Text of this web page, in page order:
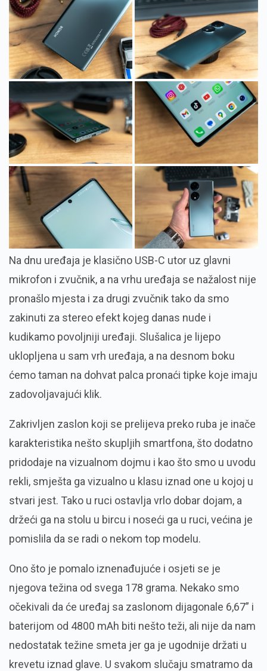
Na dnu uređaja je klasično USB-C utor uz glavni
mikrofon i zvučnik, a na vrhu uređaja se nažalost nije
pronašlo mjesta i za drugi zvučnik tako da smo
zakinuti za stereo efekt kojeg danas nude i
kudikamo povoljniji uređaji. Slušalica je lijepo
uklopljena u sam vrh uređaja, a na desnom boku
ćemo taman na dohvat palca pronaći tipke koje imaju
zadovoljavajući klik.
Zakrivljen zaslon koji se prelijeva preko ruba je inače
karakteristika nešto skupljih smartfona, što dodatno
pridodaje na vizualnom dojmu i kao što smo u uvodu
rekli, smješta ga vizualno u klasu iznad one u kojoj u
stvari jest. Tako u ruci ostavlja vrlo dobar dojam, a
držeći ga na stolu u bircu i noseći ga u ruci, većina je
pomislila da se radi o nekom top modelu.
Ono što je pomalo iznenađujuće i osjeti se je
njegova težina od svega 178 grama. Nekako smo
očekivali da će uređaj sa zaslonom dijagonale 6,67” i
baterijom od 4800 mAh biti nešto teži, ali nije da nam
nedostatak težine smeta jer ga je ugodnije držati u
krevetu iznad glave. U svakom slučaju smatramo da